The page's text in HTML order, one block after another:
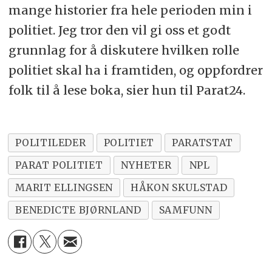
mange historier fra hele perioden min i
politiet. Jeg tror den vil gi oss et godt
grunnlag for å diskutere hvilken rolle
politiet skal ha i framtiden, og oppfordrer
folk til å lese boka, sier hun til Parat24.
POLITILEDER POLITIET
PARATSTAT
PARAT POLITIET
NYHETER
NPL
MARIT ELLINGSEN
HÅKON SKULSTAD
BENEDICTE BJØRNLAND
SAMFUNN